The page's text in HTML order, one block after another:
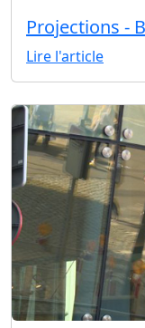
Projections -
Lire l'article